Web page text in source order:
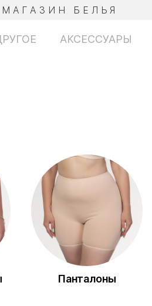
БЕЛЬЯ
АКСЕССУАРЫ
Панталоны